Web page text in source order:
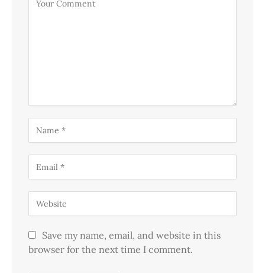
Save my name, email, and website in this
browser for the next time I comment.